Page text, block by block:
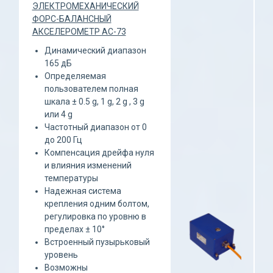
ЭЛЕКТРОМЕХАНИЧЕСКИЙ
ФОРС-БАЛАНСНЫЙ
АКСЕЛЕРОМЕТР АС-73
Динамический диапазон
165 дБ
Определяемая
пользователем полная
шкала ± 0.5 g, 1 g, 2 g , 3 g
или 4 g
Частотный диапазон от 0
до 200 Гц
Компенсация дрейфа нуля
и влияния изменений
температуры
Надежная система
крепления одним болтом,
регулировка по уровню в
пределах ± 10°
Встроенный пузырьковый
уровень
Возможны